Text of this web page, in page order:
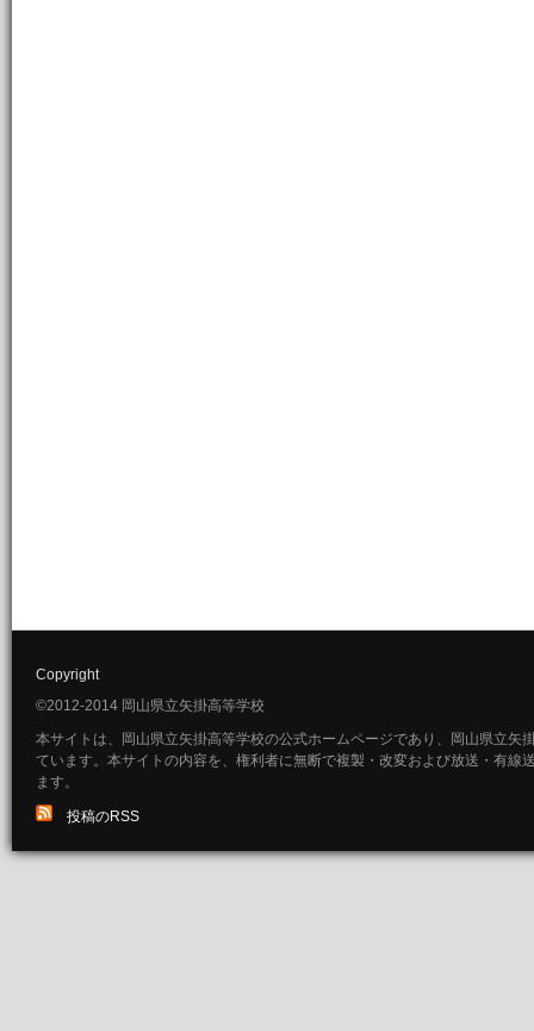
Copyright
©2012-2014 岡山県立矢掛高等学校
本サイトは、岡山県立矢掛高等学校の公式ホームページであり、岡山県立矢
ています。本サイトの内容を、権利者に無断で複製・改変および放送・有線
ます。
投稿のRSS